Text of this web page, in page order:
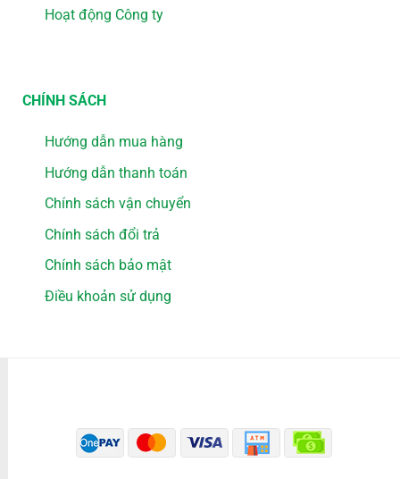
Hoạt động Công ty
CHÍNH SÁCH
Hướng dẫn mua hàng
Hướng dẫn thanh toán
Chính sách vận chuyển
Chính sách đổi trả
Chính sách bảo mật
Điều khoản sử dụng